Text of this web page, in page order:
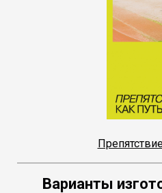
Варианты